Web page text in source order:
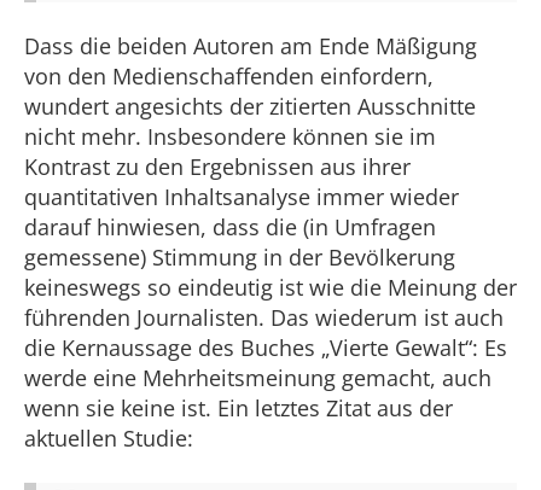
Dass die beiden Autoren am Ende Mäßigung
von den Medienschaffenden einfordern,
wundert angesichts der zitierten Ausschnitte
nicht mehr. Insbesondere können sie im
Kontrast zu den Ergebnissen aus ihrer
quantitativen Inhaltsanalyse immer wieder
darauf hinwiesen, dass die (in Umfragen
gemessene) Stimmung in der Bevölkerung
keineswegs so eindeutig ist wie die Meinung der
führenden Journalisten. Das wiederum ist auch
die Kernaussage des Buches „Vierte Gewalt“: Es
werde eine Mehrheitsmeinung gemacht, auch
wenn sie keine ist. Ein letztes Zitat aus der
aktuellen Studie: